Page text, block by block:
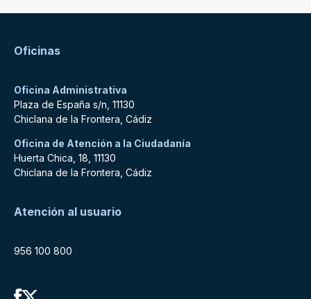
Oficinas
Oficina Administrativa
Plaza de España s/n, 11130
Chiclana de la Frontera, Cádiz
Oficina de Atención a la Ciudadanía
Huerta Chica, 18, 11130
Chiclana de la Frontera, Cádiz
Atención al usuario
956 100 800